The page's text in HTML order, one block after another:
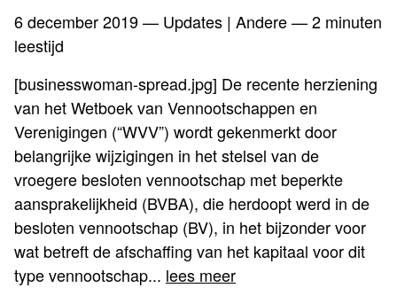
6 december 2019— Updates | Andere — 2 minuten
leestijd
[businesswoman-spread.jpg] De recente herziening
van het Wetboek van Vennootschappen en
Verenigingen (“WVV”) wordt gekenmerkt door
belangrijke wijzigingen in het stelsel van de
vroegere besloten vennootschap met beperkte
aansprakelijkheid (BVBA), die herdoopt werd in de
besloten vennootschap (BV), in het bijzonder voor
wat betreft de afschaffing van het kapitaal voor dit
type vennootschap... lees meer